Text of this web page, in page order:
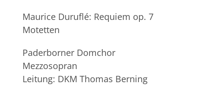
Maurice Duruflé: Requiem op. 7
Motetten
Paderborner Domchor
Mezzosopran
Leitung: DKM Thomas Berning